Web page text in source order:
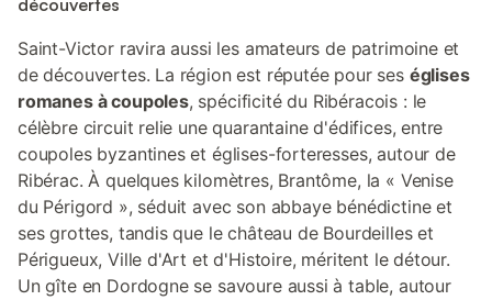
découvertes
Saint-Victor ravira aussi les amateurs de patrimoine et
de découvertes. La région est réputée pour ses églises
romanes à coupoles, spécificité du Ribéracois : le
célèbre circuit relie une quarantaine d'édifices, entre
coupoles byzantines et églises-forteresses, autour de
Ribérac. À quelques kilomètres, Brantôme, la « Venise
du Périgord », séduit avec son abbaye bénédictine et
ses grottes, tandis que le château de Bourdeilles et
Périgueux, Ville d'Art et d'Histoire, méritent le détour.
Un gîte en Dordogne se savoure aussi à table, autour